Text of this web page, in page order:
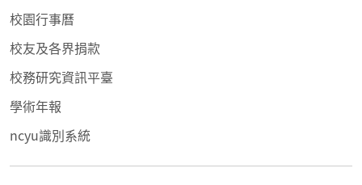
校園行事曆
校友及各界捐款
校務研究資訊平臺
學術年報
ncyu識別系統